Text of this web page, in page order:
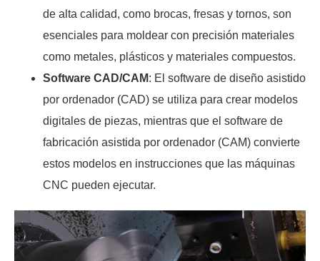
de alta calidad, como brocas, fresas y tornos, son
esenciales para moldear con precisión materiales
como metales, plásticos y materiales compuestos.
Software CAD/CAM: El software de diseño asistido
por ordenador (CAD) se utiliza para crear modelos
digitales de piezas, mientras que el software de
fabricación asistida por ordenador (CAM) convierte
estos modelos en instrucciones que las máquinas
CNC pueden ejecutar.